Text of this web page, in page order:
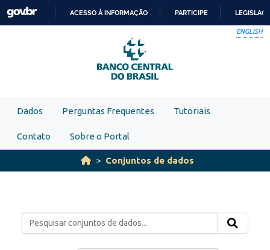
Skip to main content
PARA
O
CONTEÚDO
ACESSO À INFORMAÇÃO PARTICIPE
ENGLISH
Dados Perguntas Frequentes Tutoriais
Contato Sobre o Portal
Conjuntos de dados